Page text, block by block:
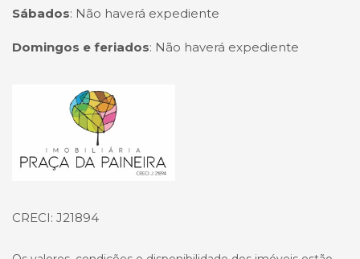
Sábados: Não haverá expediente
Domingos e feriados: Não haverá expediente
Página inicial
CRECI: J21894